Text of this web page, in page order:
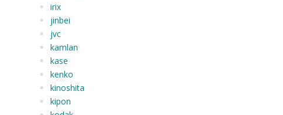
irix
jinbei
jvc
kamlan
kase
kenko
kinoshita
kipon